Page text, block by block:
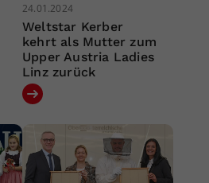
24.01.2024
Weltstar Kerber
kehrt als Mutter zum
Upper Austria Ladies
Linz zurück